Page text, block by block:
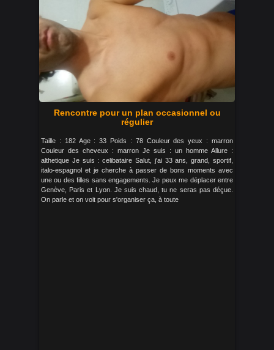
Rencontre pour un plan occasionnel ou
régulier
Taille : 182 Age : 33 Poids : 78 Couleur des yeux : marron
Couleur des cheveux : marron Je suis : un homme Allure :
althetique Je suis : celibataire Salut, j'ai 33 ans, grand, sportif,
italo-espagnol et je cherche à passer de bons moments avec
une ou des filles sans engagements. Je peux me déplacer entre
Genève, Paris et Lyon. Je suis chaud, tu ne seras pas déçue.
On parle et on voit pour s'organiser ça, à toute